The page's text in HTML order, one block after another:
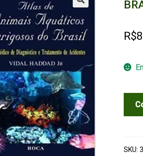
R$
SKU: